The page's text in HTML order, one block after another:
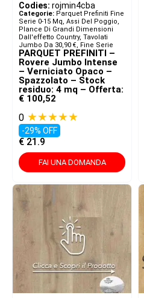
Codies: rojmin4cba
Categorie: Parquet Prefiniti Fine
Serie 0-15 Mq, Assi Del Poggio,
Plance Di Grandi Dimensioni
Dall'effetto Country, Tavolati
Jumbo Da 30,90 €, Fine Serie
PARQUET PREFINITI –
Rovere Jumbo Intense
– Verniciato Opaco –
Spazzolato – Stock
residuo: 4 mq – Offerta:
€ 100,52
0 ★★★★★
-29% OFF
€ 21.9
FAI UNA DOMANDA